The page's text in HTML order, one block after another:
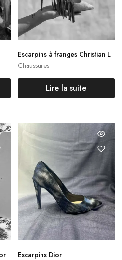
Chaussures
Escarpins à franges Christian L
ouboutin
Lire la suite
Escarpins Dior